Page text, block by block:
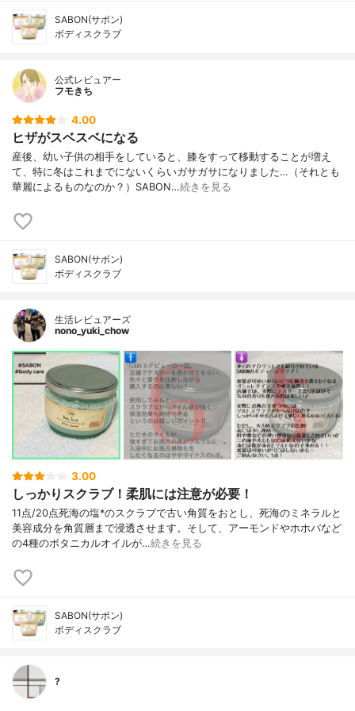
SABON(サボン)
ボディスクラブ
公式レビュアー
フモきち
4.00
ヒザがスベスベになる
産後、幼い子供の相手をしていると、膝をすって移動することが増え
て、特に冬はこれまでにないくらいガサガサになりました…（それとも
華麗によるものなのか？）SABON…続きを見る
SABON(サボン)
ボディスクラブ
生活レビュアーズ
nono_yuki_chow
3.00
しっかりスクラブ！柔肌には注意が必要！
11点/20点死海の塩*のスクラブで古い角質をおとし、死海のミネラルと
美容成分を角質層まで浸透させます。そして、アーモンドやホホバなど
の4種のボタニカルオイルが…続きを見る
SABON(サボン)
ボディスクラブ
?